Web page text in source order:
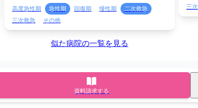
高度急性期 急性期 回復期 慢性期
二次救急
三次救急
その他
三
似た病院の一覧を見る
資料請求する